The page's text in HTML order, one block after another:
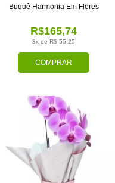
COMPRAR
3x de R$ 55,25
R$165,74
Buquê Harmonia Em Flores